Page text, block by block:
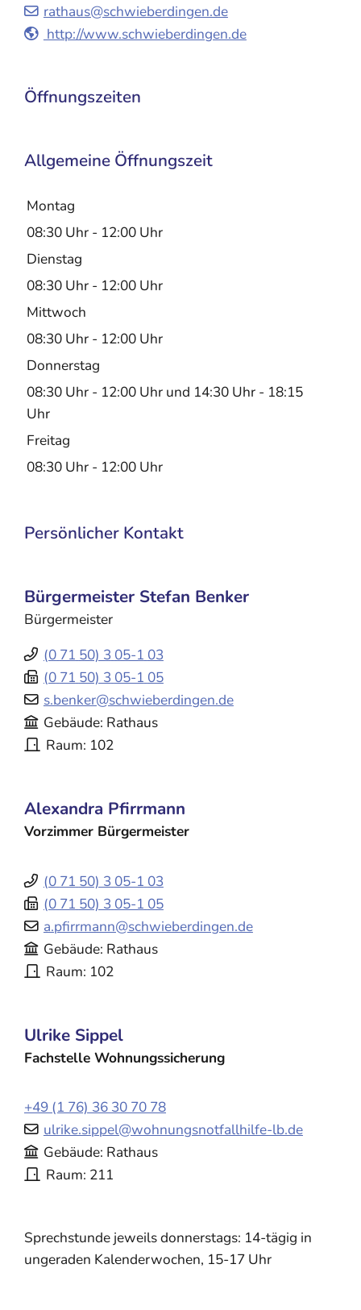
rathaus@schwieberdingen.de
http://www.schwieberdingen.de
Öffnungszeiten
Allgemeine Öffnungszeit
Montag
08:30 Uhr - 12:00 Uhr
Dienstag
08:30 Uhr - 12:00 Uhr
Mittwoch
08:30 Uhr - 12:00 Uhr
Donnerstag
08:30 Uhr - 12:00 Uhr und 14:30 Uhr - 18:15
Uhr
Freitag
08:30 Uhr - 12:00 Uhr
Persönlicher Kontakt
Bürgermeister Stefan Benker
Bürgermeister
(0 71 50) 3 05-1 03
(0 71 50) 3 05-1 05
s.benker@schwieberdingen.de
Gebäude Rathaus
Raum 102
Alexandra Pfirrmann
Vorzimmer Bürgermeister
(0 71 50) 3 05-1 03
(0 71 50) 3 05-1 05
a.pfirrmann@schwieberdingen.de
Gebäude Rathaus
Raum 102
Ulrike Sippel
Fachstelle Wohnungssicherung
+49 (1 76) 36 30 70 78
ulrike.sippel@wohnungsnotfallhilfe-lb.de
Gebäude Rathaus
Raum 211
Sprechstunde jeweils donnerstags: 14-tägig in
ungeraden Kalenderwochen, 15-17 Uhr